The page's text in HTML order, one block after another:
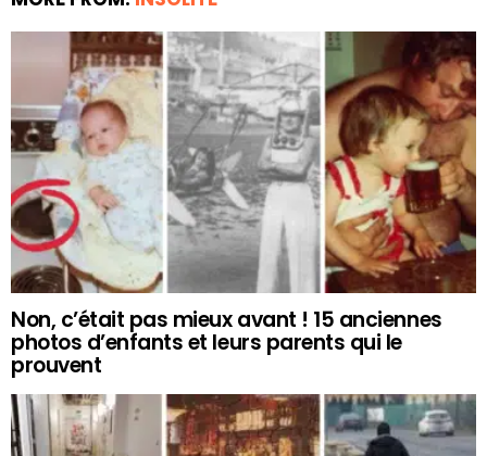
Non, c’était pas mieux avant ! 15 anciennes
photos d’enfants et leurs parents qui le
prouvent